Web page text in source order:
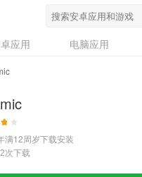
应用 电脑应用
专题
满12周岁下载安装
次下载